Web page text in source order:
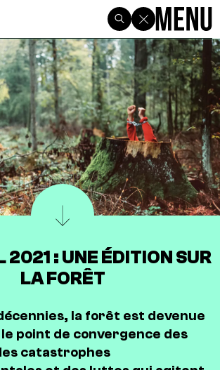
2021 : UNE ÉDITION SUR
LA FORÊT
la forêt est devenue
point de convergence des
catastrophes